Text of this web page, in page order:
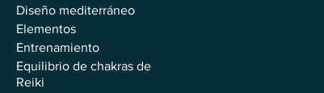
Diseño mediterráneo
Elementos
Entrenamiento
Equilibrio de chakras de
Reiki